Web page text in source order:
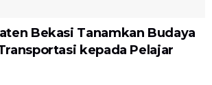
Bekasi Tanamkan Budaya
kepada Pelajar